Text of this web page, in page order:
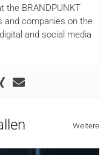
the BRANDPUNKT
and companies on the
and social media
Weitere